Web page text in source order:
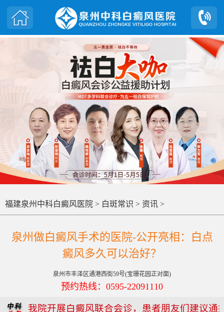
福建泉州中科白癜风医院 > 白斑常识 > 资讯 >
泉州做白癜风手术的医院-公开亮相：白点
癜风多久可以治好？
泉州市丰泽区通港西街59号(宝珊花园正对面)
预约热线：0595-22091110
我院开展白癜风联合会诊，患者朋友们建议通